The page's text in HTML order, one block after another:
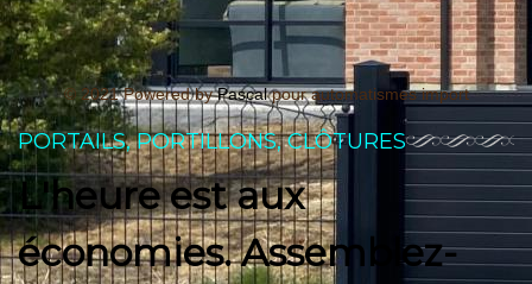
© 2021 Powered byPascalpour automatismes import
PORTAILS, PORTILLONS, CLÔTURES
L'heure est aux
économies. Assemblez-